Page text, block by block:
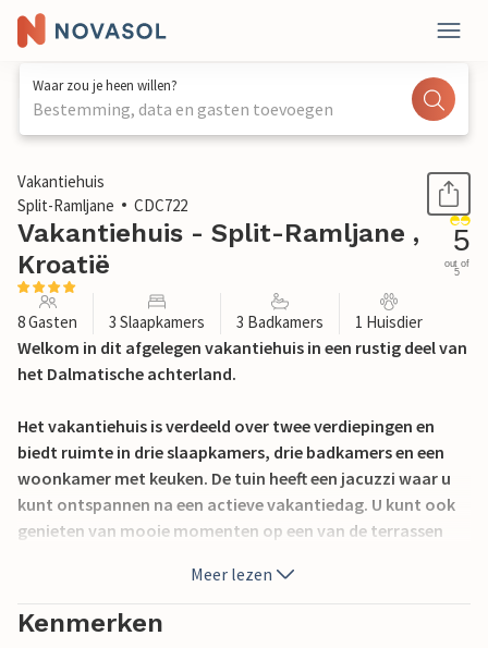
Waar zou je heen willen?
Bestemming, data en gasten toevoegen
1 / 40
Vakantiehuis
Split-Ramljane
CDC722
Vakantiehuis - Split-Ramljane ,
Kroatië
5
out of
5
8 Gasten 3 Slaapkamers 3 Badkamers 1 Huisdier
Welkom in dit afgelegen vakantiehuis in een rustig deel van
het Dalmatische achterland.
Het vakantiehuis is verdeeld over twee verdiepingen en
biedt ruimte in drie slaapkamers, drie badkamers en een
woonkamer met keuken. De tuin heeft een jacuzzi waar u
kunt ontspannen na een actieve vakantiedag. U kunt ook
genieten van mooie momenten op een van de terrassen
Vanaf het huis tot 10 min lopen is een bron en in de buurt is
er een manege, zodat u de natuur te paard kunt ervaren.
Meer lezen
Kenmerken